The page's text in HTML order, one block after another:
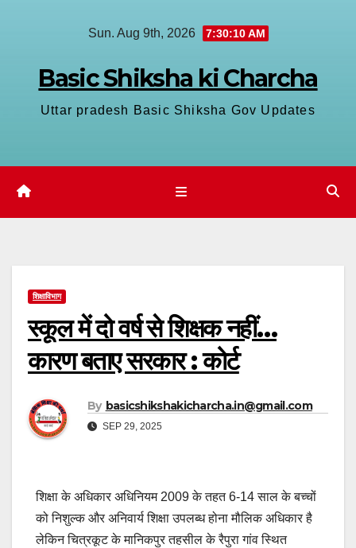
Sun. Aug 9th, 2026 7:30:11 AM
Basic Shiksha ki Charcha
Uttar pradesh Basic Shiksha Gov Updates
शिक्षाविभाग
स्कूल में दो वर्ष से शिक्षक नहीं…
कारण बताए सरकार : कोर्ट
By basicshikshakicharcha.in@gmail.com
SEP 29, 2025
शिक्षा के अधिकार अधिनियम 2009 के तहत 6-14 साल के बच्चों
को निशुल्क और अनिवार्य शिक्षा उपलब्ध होना मौलिक अधिकार है
लेकिन चित्रकूट के मानिकपुर तहसील के रैपुरा गांव स्थित